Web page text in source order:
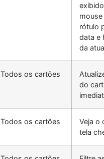
rótulo
data e
da
Todos os cartões
do
Todos os cartões
Veja o
tela